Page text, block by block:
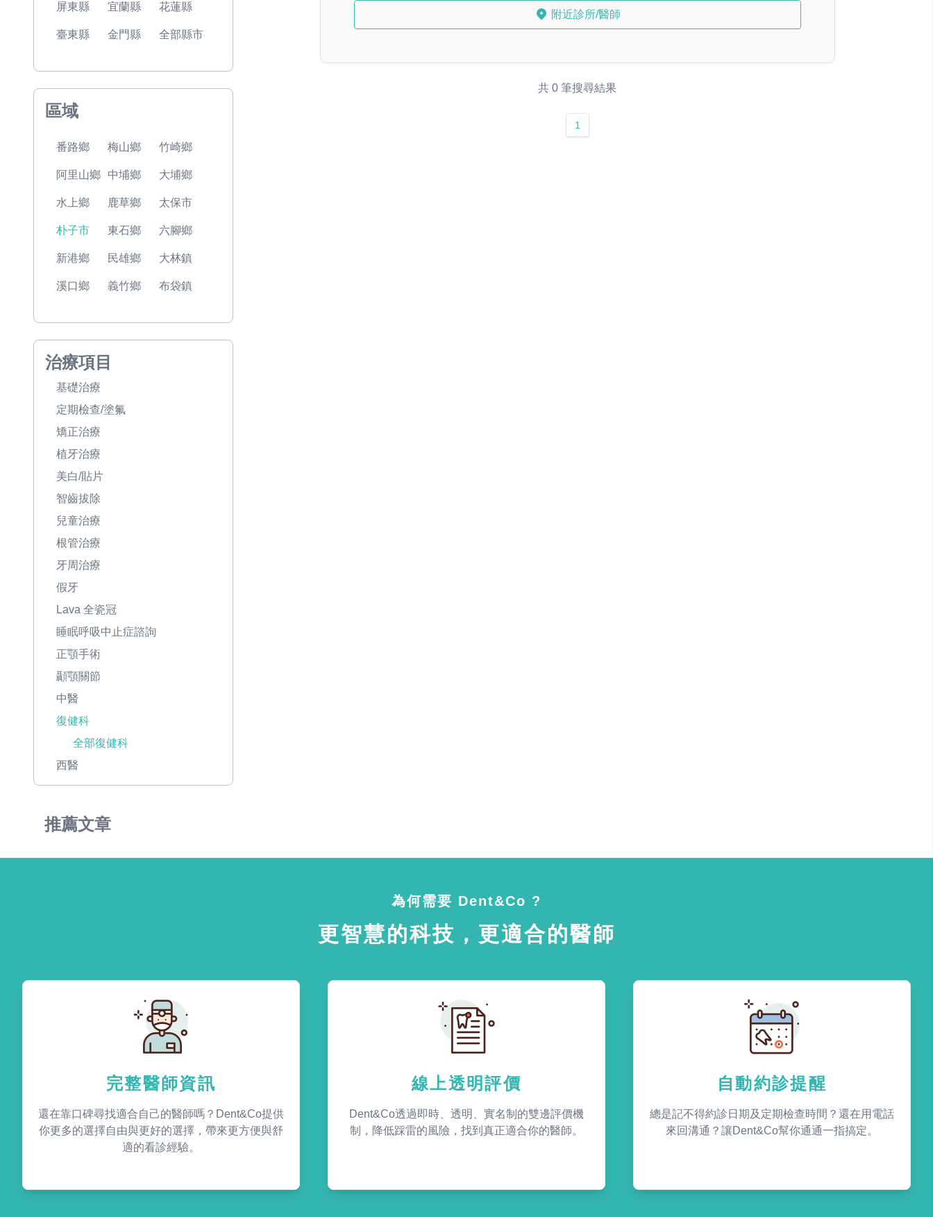
屏東縣 宜蘭縣 花蓮縣
臺東縣 金門縣 全部縣市
區域
番路鄉 梅山鄉 竹崎鄉
阿里山鄉 中埔鄉 大埔鄉
水上鄉 鹿草鄉 太保市
朴子市 東石鄉 六腳鄉
新港鄉 民雄鄉 大林鎮
溪口鄉 義竹鄉 布袋鎮
治療項目
基礎治療
定期檢查/塗氟
矯正治療
植牙治療
美白/貼片
智齒拔除
兒童治療
根管治療
牙周治療
假牙
Lava 全瓷冠
睡眠呼吸中止症諮詢
正顎手術
顳顎關節
中醫
復健科
全部復健科
西醫
推薦文章
附近診所/醫師
共 0 筆搜尋結果
1
為何需要 Dent&Co ?
更智慧的科技，更適合的醫師
完整醫師資訊
還在靠口碑尋找適合自己的醫師嗎？Dent&Co提供
你更多的選擇自由與更好的選擇，帶來更方便與舒
適的看診經驗。
線上透明評價
Dent&Co透過即時、透明、實名制的雙邊評價機
制，降低踩雷的風險，找到真正適合你的醫師。
自動約診提醒
總是記不得約診日期及定期檢查時間？還在用電話
來回溝通？讓Dent&Co幫你通通一指搞定。